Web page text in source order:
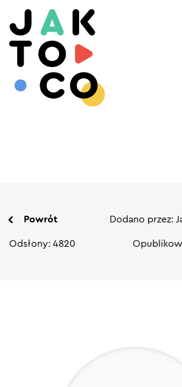
Powrót Dodano przez:
Odsłony: 4820